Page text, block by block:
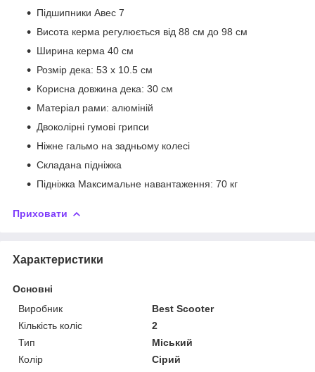
Підшипники Авес 7
Висота керма регулюється від 88 см до 98 см
Ширина керма 40 см
Розмір дека: 53 х 10.5 см
Корисна довжина дека: 30 см
Матеріал рами: алюміній
Двоколірні гумові грипси
Ніжне гальмо на задньому колесі
Складана підніжка
Підніжка Максимальне навантаження: 70 кг
Приховати
Характеристики
Основні
Виробник
Best Scooter
Кількість коліс
2
Тип
Міський
Колір
Сірий